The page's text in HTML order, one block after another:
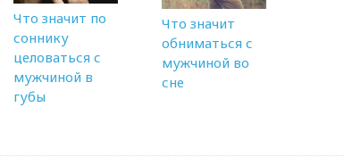
Что значит по
соннику
целоваться с
мужчиной в
губы
Что значит
обниматься с
мужчиной во
сне